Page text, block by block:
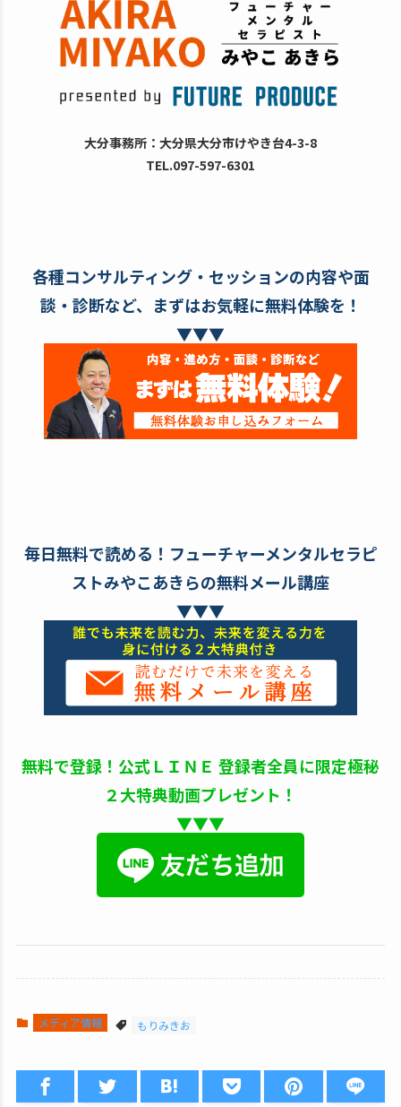
大分事務所：大分県大分市けやき台4-3-8
TEL.097-597-6301
各種コンサルティング・セッションの内容や面
談・診断など、まずはお気軽に無料体験を！
▼▼▼
毎日無料で読める！フューチャーメンタルセラピ
ストみやこあきらの無料メール講座
▼▼▼
無料で登録！公式ＬＩＮＥ 登録者全員に限定極秘
２大特典動画プレゼント！
▼▼▼
メディア情報 もりみきお